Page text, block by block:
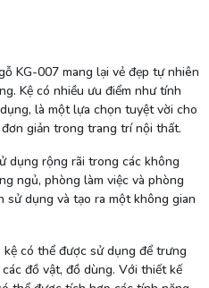
KG-007 mang lại vẻ đẹp tự nhiên
Kệ có nhiều ưu điểm như tính
là một lựa chọn tuyệt vời cho
giản trong trang trí nội thất.
dụng rộng rãi trong các không
ngủ, phòng làm việc và phòng
sử dụng và tạo ra một không gian
có thể được sử dụng để trưng
đồ vật, đồ dùng. Với thiết kế